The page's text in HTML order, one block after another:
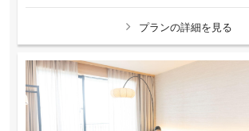
プランの詳細を見る